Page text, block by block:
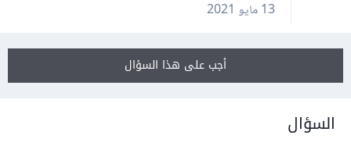
13 مايو 2021
أجب على هذا السؤال
السؤال